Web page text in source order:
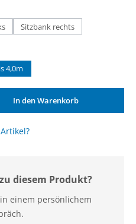
Option ist zurzeit nicht verfügbar.)
Sitzbank rechts(Diese Option ist zurzeit
nicht verfügbar.)
ist zurzeit nicht verfügbar.)
4,0m
ein oder benutze die Schaltflächen
In den Warenkorb
diesem Produkt?
einem persönlichem